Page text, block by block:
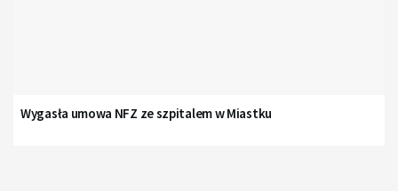
Wygasła umowa NFZ ze szpitalem w Miastku